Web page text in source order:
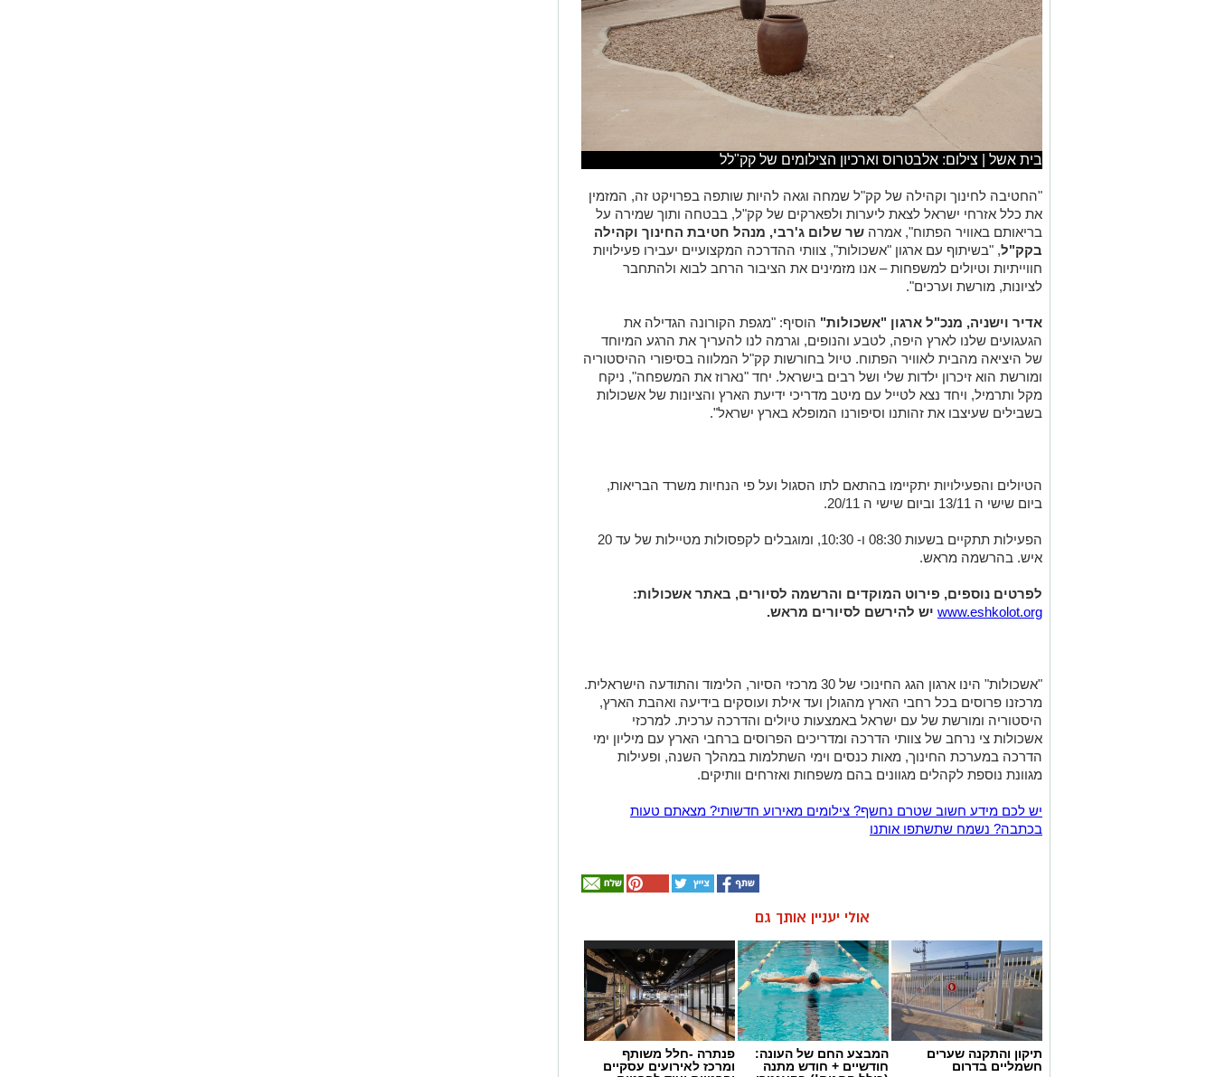
בית אשל | צילום: אלבטרוס וארכיון הצילומים של קק"לל
"החטיבה לחינוך וקהילה של קק"ל שמחה וגאה להיות שותפה בפרויקט זה, המזמין
את כלל אזרחי ישראל לצאת ליערות ולפארקים של קק"ל, בבטחה ותוך שמירה על
בריאותם באוויר הפתוח", אמרה שר שלום ג'רבי, מנהל חטיבת החינוך וקהילה
בקק"ל, "בשיתוף עם ארגון "אשכולות", צוותי ההדרכה המקצועיים יעבירו פעילויות
חווייתיות וטיולים למשפחות – אנו מזמינים את הציבור הרחב לבוא ולהתחבר
לציונות, מורשת וערכים".
אדיר וישניה, מנכ"ל ארגון "אשכולות" הוסיף: "מגפת הקורונה הגדילה את
הגעגועים שלנו לארץ היפה, לטבע והנופים, וגרמה לנו להעריך את הרגע המיוחד
של היציאה מהבית לאוויר הפתוח. טיול בחורשות קק"ל המלווה בסיפורי ההיסטוריה
ומורשת הוא זיכרון ילדות שלי ושל רבים בישראל. יחד "נארוז את המשפחה", ניקח
מקל ותרמיל, ויחד נצא לטייל עם מיטב מדריכי ידיעת הארץ והציונות של אשכולות
בשבילים שעיצבו את זהותנו וסיפורנו המופלא בארץ ישראל".
הטיולים והפעילויות יתקיימו בהתאם לתו הסגול ועל פי הנחיות משרד הבריאות,
ביום שישי ה 13/11 וביום שישי ה 20/11.
הפעילות תתקיים בשעות 08:30 ו- 10:30, ומוגבלים לקפסולות מטיילות של עד 20
איש. בהרשמה מראש.
לפרטים נוספים, פירוט המוקדים והרשמה לסיורים, באתר אשכולות:
www.eshkolot.org יש להירשם לסיורים מראש.
"אשכולות" הינו ארגון הגג החינוכי של 30 מרכזי הסיור, הלימוד והתודעה הישראלית.
מרכזנו פרוסים בכל רחבי הארץ מהגולן ועד אילת ועוסקים בידיעה ואהבת הארץ,
היסטוריה ומורשת של עם ישראל באמצעות טיולים והדרכה ערכית. למרכזי
אשכולות צי נרחב של צוותי הדרכה ומדריכים הפרוסים ברחבי הארץ עם מיליון ימי
הדרכה במערכת החינוך, מאות כנסים וימי השתלמות במהלך השנה, ופעילות
מגוונת נוספת לקהלים מגוונים בהם משפחות ואזרחים וותיקים.
יש לכם מידע חשוב שטרם נחשף? צילומים מאירוע חדשותי? מצאתם טעות
בכתבה? נשמח שתשתפו אותנו
אולי יעניין אותך גם
תיקון והתקנה שערים
חשמליים בדרום
המבצע החם של העונה:
חודשיים + חודש מתנה
פנתרה -חלל משותף
ומרכז לאירועים עסקיים